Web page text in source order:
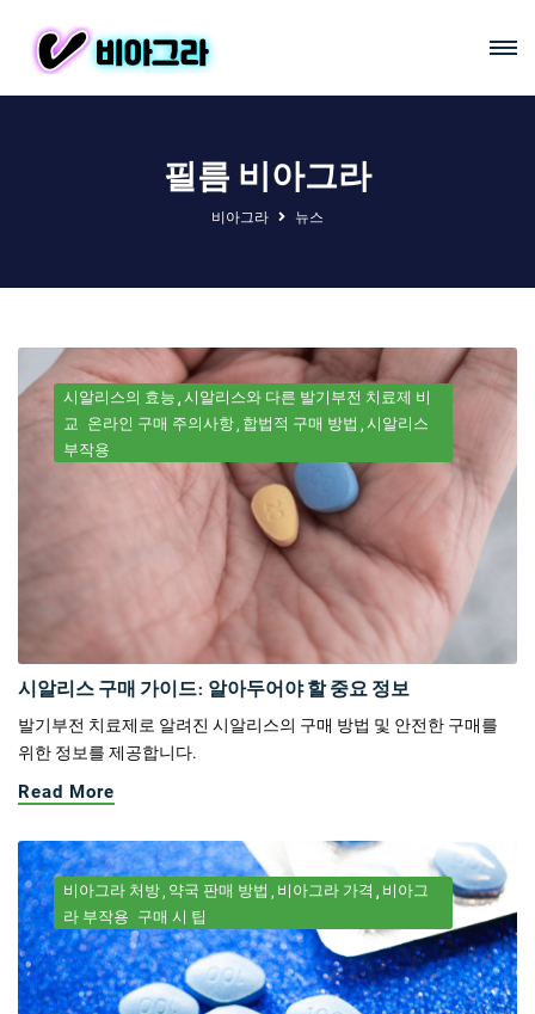
필름 비아그라
비아그라 뉴스
시알리스의 효능 시알리스와 다른 발기부전 치료제 비
교 온라인 구매 주의사항 합법적 구매 방법 시알리스
부작용
시알리스 구매 가이드: 알아두어야 할 중요 정보
발기부전 치료제로 알려진 시알리스의 구매 방법 및 안전한 구매를
위한 정보를 제공합니다.
Read More
비아그라 처방 약국 판매 방법 비아그라 가격
비아그
라 부작용 구매 시 팁